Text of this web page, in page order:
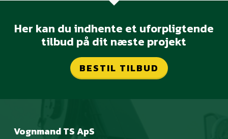
Her kan du indhente et uforpligtende
tilbud på dit næste projekt
BESTIL TILBUD
Vognmand TS ApS